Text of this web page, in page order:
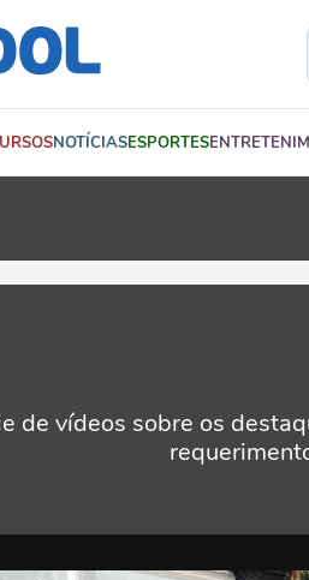
NOTÍCIASESPORTES
de vídeos sobre os